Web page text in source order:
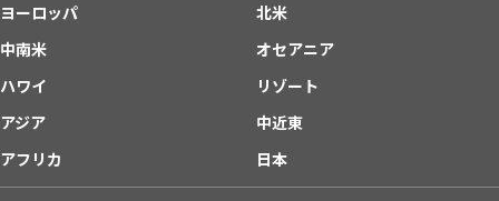
ヨーロッパ
北米
中南米
オセアニア
ハワイ
リゾート
アジア
中近東
アフリカ
日本